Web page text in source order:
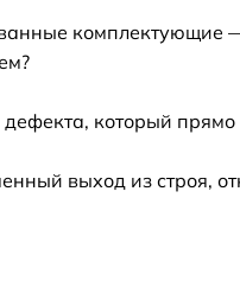
267
комплектующие
который
выход из строя,